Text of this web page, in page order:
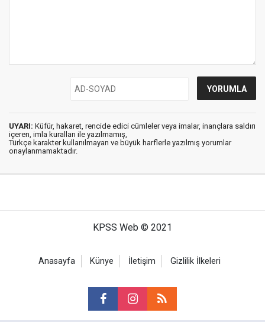
UYARI: Küfür, hakaret, rencide edici cümleler veya imalar, inançlara saldırı
içeren, imla kuralları ile yazılmamış,
Türkçe karakter kullanılmayan ve büyük harflerle yazılmış yorumlar
onaylanmamaktadır.
KPSS Web © 2021
Anasayfa Künye İletişim Gizlilik İlkeleri